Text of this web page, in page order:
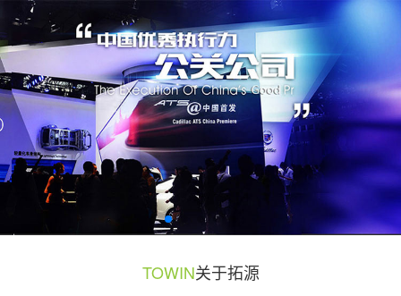
广州活动策划与执行公司 | 拓源策划
TOWIN关于拓源